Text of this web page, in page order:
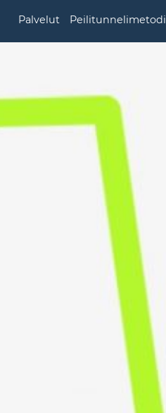
Palvelut Peilitunnelimetodi